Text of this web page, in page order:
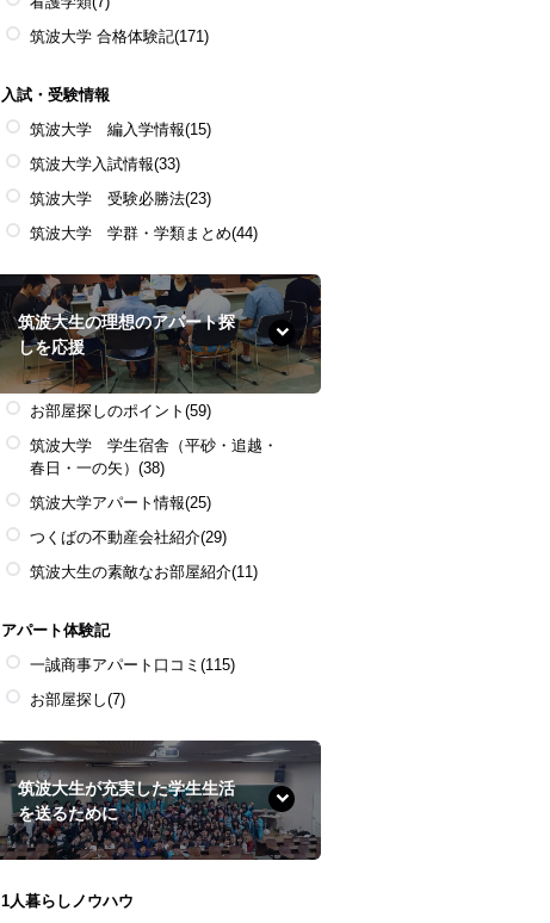
筑波大学 合格体験記(171)
入試・受験情報
筑波大学 編入学情報(15)
筑波大学入試情報(33)
筑波大学 受験必勝法(23)
筑波大学 学群・学類まとめ(44)
筑波大生の理想のアパート探
しを応援
お部屋探しのポイント (59)
筑波大学 学生宿舎（平砂・追越・
春日・一の矢） (38)
筑波大学アパート情報(25)
つくばの不動産会社紹介(29)
筑波大生の素敵なお部屋紹介(11)
アパート体験記
一誠商事アパート口コミ (115)
お部屋探し(7)
筑波大生が充実した学生生活
を送るために
1人暮らしノウハウ